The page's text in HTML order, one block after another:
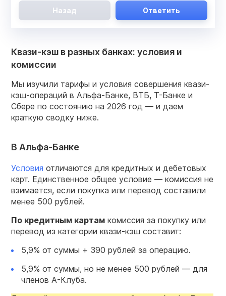
Назад Ответить
Квази-кэш в разных банках: условия и
комиссии
Мы изучили тарифы и условия совершения квази-
кэш-операций в Альфа-Банке, ВТБ, Т-Банке и
Сбере по состоянию на 2026 год — и даем
краткую сводку ниже.
В Альфа-Банке
Условия отличаются для кредитных и дебетовых
карт. Единственное общее условие — комиссия не
взимается, если покупка или перевод составили
менее 500 рублей.
По кредитным картам комиссия за покупку или
перевод из категории квази-кэш составит:
5,9% от суммы + 390 рублей за операцию.
5,9% от суммы, но не менее 500 рублей — для
членов А-Клуба.